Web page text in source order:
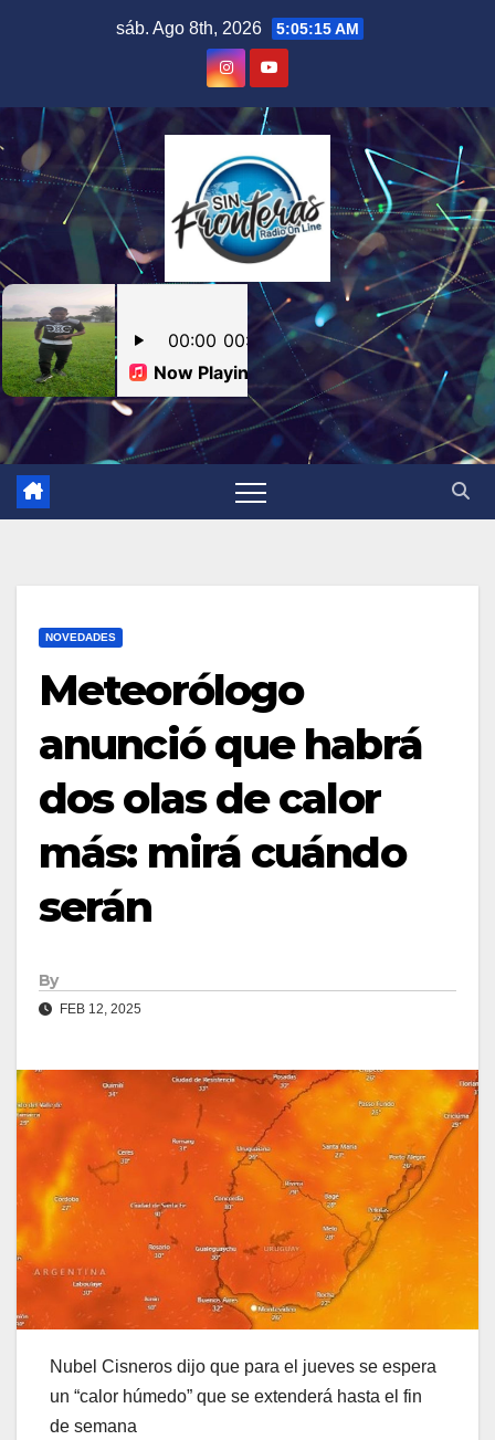
sáb. Ago 8th, 2026 5:05:16 AM
NOVEDADES
Meteorólogo
anunció que habrá
dos olas de calor
más: mirá cuándo
serán
By
FEB 12, 2025
Nubel Cisneros dijo que para el jueves se espera
un “calor húmedo” que se extenderá hasta el fin
de semana